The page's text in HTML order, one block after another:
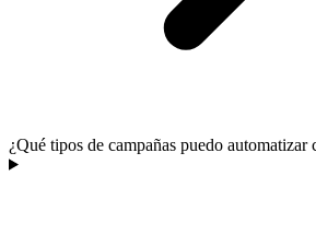
¿Qué tipos de campañas puedo automatizar